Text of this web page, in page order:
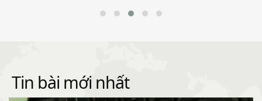
Tin bài mới nhất